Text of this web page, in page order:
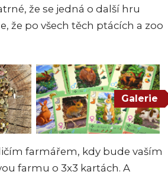
že se jedná o další hru
že po všech těch ptácích a zoo
Galerie
farmářem, kdy bude vaším
farmu o 3x3 kartách. A